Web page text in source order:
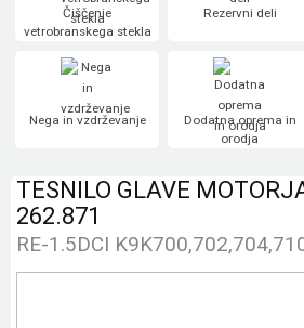
Čiščenje
vetrobranskega stekla
Rezervni deli
Nega in vzdrževanje
Dodatna oprema in
orodja
TESNILO GLAVE
262.871
RE-1.5DCI